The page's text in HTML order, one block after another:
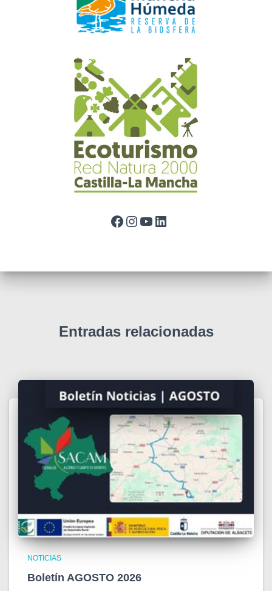
Facebook Instagram YouTube LinkedIn
Entradas relacionadas
NOTICIAS
Boletín AGOSTO 2026